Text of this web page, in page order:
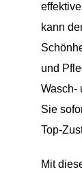
kann
und
Wasch-
Sie
Top-
Mit